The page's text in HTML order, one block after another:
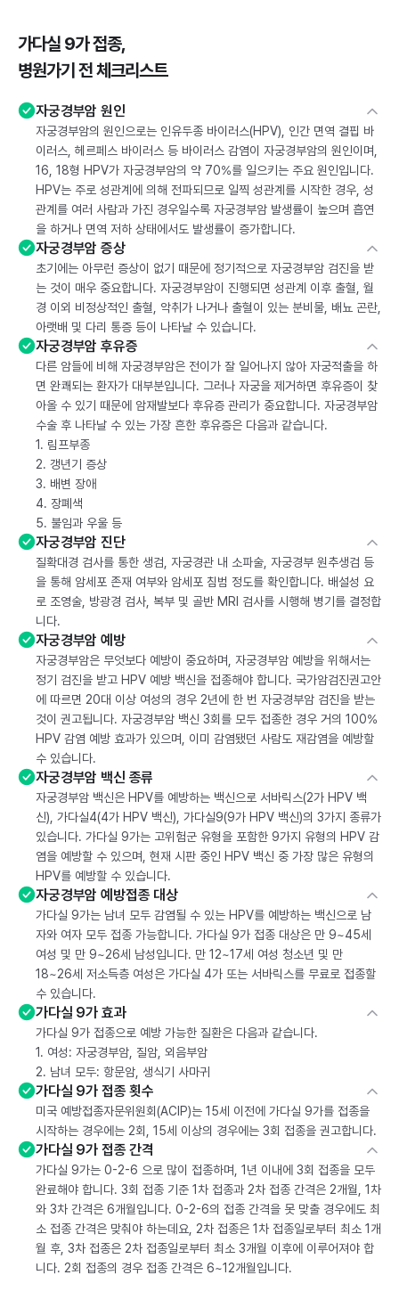
가다실 9가 접종,
병원가기 전 체크리스트
자궁경부암 원인
자궁경부암의 원인으로는 인유두종 바이러스(HPV), 인간 면역 결핍 바
이러스, 헤르페스 바이러스 등 바이러스 감염이 자궁경부암의 원인이며,
16, 18형 HPV가 자궁경부암의 약 70%를 일으키는 주요 원인입니다.
HPV는 주로 성관계에 의해 전파되므로 일찍 성관계를 시작한 경우, 성
관계를 여러 사람과 가진 경우일수록 자궁경부암 발생률이 높으며 흡연
을 하거나 면역 저하 상태에서도 발생률이 증가합니다.
자궁경부암 증상
초기에는 아무런 증상이 없기 때문에 정기적으로 자궁경부암 검진을 받
는 것이 매우 중요합니다. 자궁경부암이 진행되면 성관계 이후 출혈, 월
경 이외 비정상적인 출혈, 악취가 나거나 출혈이 있는 분비물, 배뇨 곤란,
아랫배 및 다리 통증 등이 나타날 수 있습니다.
자궁경부암 후유증
다른 암들에 비해 자궁경부암은 전이가 잘 일어나지 않아 자궁적출을 하
면 완쾌되는 환자가 대부분입니다. 그러나 자궁을 제거하면 후유증이 찾
아올 수 있기 때문에 암재발보다 후유증 관리가 중요합니다. 자궁경부암
수술 후 나타날 수 있는 가장 흔한 후유증은 다음과 같습니다.
1. 림프부종
2. 갱년기 증상
3. 배변 장애
4. 장폐색
5. 불임과 우울 등
자궁경부암 진단
질확대경 검사를 통한 생검, 자궁경관 내 소파술, 자궁경부 원추생검 등
을 통해 암세포 존재 여부와 암세포 침범 정도를 확인합니다. 배설성 요
로 조영술, 방광경 검사, 복부 및 골반 MRI 검사를 시행해 병기를 결정합
니다.
자궁경부암 예방
자궁경부암은 무엇보다 예방이 중요하며, 자궁경부암 예방을 위해서는
정기 검진을 받고 HPV 예방 백신을 접종해야 합니다. 국가암검진권고안
에 따르면 20대 이상 여성의 경우 2년에 한 번 자궁경부암 검진을 받는
것이 권고됩니다. 자궁경부암 백신 3회를 모두 접종한 경우 거의 100%
HPV 감염 예방 효과가 있으며, 이미 감염됐던 사람도 재감염을 예방할
수 있습니다.
자궁경부암 백신 종류
자궁경부암 백신은 HPV를 예방하는 백신으로 서바릭스(2가 HPV 백
신), 가다실4(4가 HPV 백신), 가다실9(9가 HPV 백신)의 3가지 종류가
있습니다. 가다실 9가는 고위험군 유형을 포함한 9가지 유형의 HPV 감
염을 예방할 수 있으며, 현재 시판 중인 HPV 백신 중 가장 많은 유형의
HPV를 예방할 수 있습니다.
자궁경부암 예방접종 대상
가다실 9가는 남녀 모두 감염될 수 있는 HPV를 예방하는 백신으로 남
자와 여자 모두 접종 가능합니다. 가다실 9가 접종 대상은 만 9~45세
여성 및 만 9~26세 남성입니다. 만 12~17세 여성 청소년 및 만
18~26세 저소득층 여성은 가다실 4가 또는 서바릭스를 무료로 접종할
수 있습니다.
가다실 9가 효과
가다실 9가 접종으로 예방 가능한 질환은 다음과 같습니다.
1. 여성: 자궁경부암, 질암, 외음부암
2. 남녀 모두: 항문암, 생식기 사마귀
가다실 9가 접종 횟수
미국 예방접종자문위원회(ACIP)는 15세 이전에 가다실 9가를 접종을
시작하는 경우에는 2회, 15세 이상의 경우에는 3회 접종을 권고합니다.
가다실 9가 접종 간격
가다실 9가는 0-2-6 으로 많이 접종하며, 1년 이내에 3회 접종을 모두
완료해야 합니다. 3회 접종 기준 1차 접종과 2차 접종 간격은 2개월, 1차
와 3차 간격은 6개월입니다. 0-2-6의 접종 간격을 못 맞출 경우에도 최
소 접종 간격은 맞춰야 하는데요, 2차 접종은 1차 접종일로부터 최소 1개
월 후, 3차 접종은 2차 접종일로부터 최소 3개월 이후에 이루어져야 합
니다. 2회 접종의 경우 접종 간격은 6~12개월입니다.